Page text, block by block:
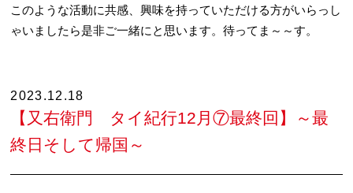
このような活動に共感、興味を持っていただける方がいらっし
ゃいましたら是非ご一緒にと思います。待ってま～～す。
2023.12.18
【又右衛門 タイ紀行12月⑦最終回】～最
終日そして帰国～